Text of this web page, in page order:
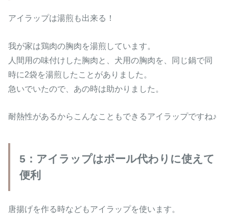
アイラップは湯煎も出来る！
我が家は鶏肉の胸肉を湯煎しています。
人間用の味付けした胸肉と、犬用の胸肉を、同じ鍋で同
時に2袋を湯煎したことがありました。
急いでいたので、あの時は助かりました。
耐熱性があるからこんなこともできるアイラップですね♪
5：アイラップはボール代わりに使えて
便利
唐揚げを作る時などもアイラップを使います。